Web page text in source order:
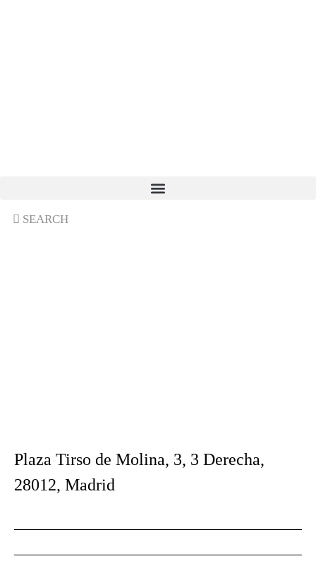
SEARCH
Plaza Tirso de Molina, 3, 3 Derecha,
28012, Madrid